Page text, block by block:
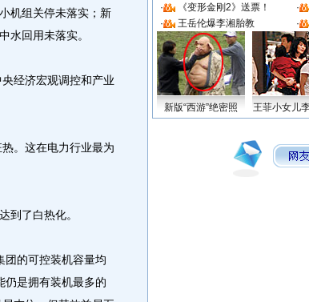
机组关停未落实；新
水回用未落实。
经济宏观调控和产业
。这在电力行业最为
了白热化。
的可控装机容量均
仍是拥有装机最多的
·
《变形金刚2》送票！ ·
·
王岳伦爆李湘胎教 ·
新版“西游”绝密照 王菲小女儿